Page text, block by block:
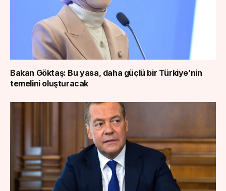
Bakan Göktaş: Bu yasa, daha güçlü bir Türkiye’nin
temelini oluşturacak